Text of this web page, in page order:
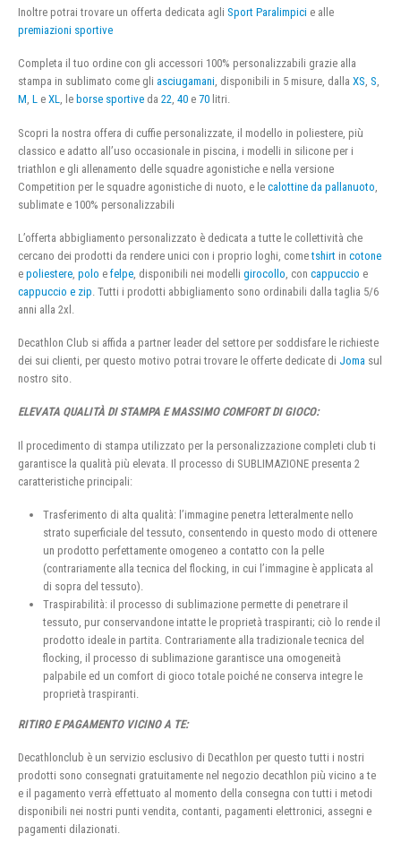
Inoltre potrai trovare un offerta dedicata agli Sport Paralimpici e alle
premiazioni sportive
Completa il tuo ordine con gli accessori 100% personalizzabili grazie alla
stampa in sublimato come gli asciugamani, disponibili in 5 misure, dalla XS, S,
M, L e XL, le borse sportive da 22, 40 e 70 litri.
Scopri la nostra offera di cuffie personalizzate, il modello in poliestere, più
classico e adatto all’uso occasionale in piscina, i modelli in silicone per i
triathlon e gli allenamento delle squadre agonistiche e nella versione
Competition per le squadre agonistiche di nuoto, e le calottine da pallanuoto
sublimate e 100% personalizzabili
L’offerta abbigliamento personalizzato è dedicata a tutte le collettività che
cercano dei prodotti da rendere unici con i proprio loghi, cometshirt in cotone
e poliestere polo e felpe , disponibili nei modelli girocollo , con cappuccio e
cappuccio e zip . Tutti i prodotti abbigliamento sono ordinabili dalla taglia 5/6
anni alla 2xl.
Decathlon Club si affida a partner leader del settore per soddisfare le richieste
dei sui clienti, per questo motivo potrai trovare le offerte dedicate di Joma sul
nostro sito.
ELEVATA QUALITÀ DI STAMPA E MASSIMO COMFORT DI GIOCO:
Il procedimento di stampa utilizzato per la personalizzazione completi club ti
garantisce la qualità più elevata. Il processo di SUBLIMAZIONE presenta 2
caratteristiche principali:
Trasferimento di alta qualità: l’immagine penetra letteralmente nello
strato superficiale del tessuto, consentendo in questo modo di ottenere
un prodotto perfettamente omogeneo a contatto con la pelle
(contrariamente alla tecnica del flocking, in cui l’immagine è applicata al
di sopra del tessuto).
Traspirabilità: il processo di sublimazione permette di penetrare il
tessuto, pur conservandone intatte le proprietà traspiranti; ciò lo rende il
prodotto ideale in partita. Contrariamente alla tradizionale tecnica del
flocking, il processo di sublimazione garantisce una omogeneità
palpabile ed un comfort di gioco totale poiché ne conserva integre le
proprietà traspiranti.
RITIRO E PAGAMENTO VICINO A TE:
Decathlonclub è un servizio esclusivo di Decathlon per questo tutti i nostri
prodotti sono consegnati gratuitamente nel negozio decathlon più vicino a te
e il pagamento verrà effettuato al momento della consegna con tutti i metodi
disponibili nei nostri punti vendita, contanti, pagamenti elettronici, assegni e
pagamenti dilazionati.